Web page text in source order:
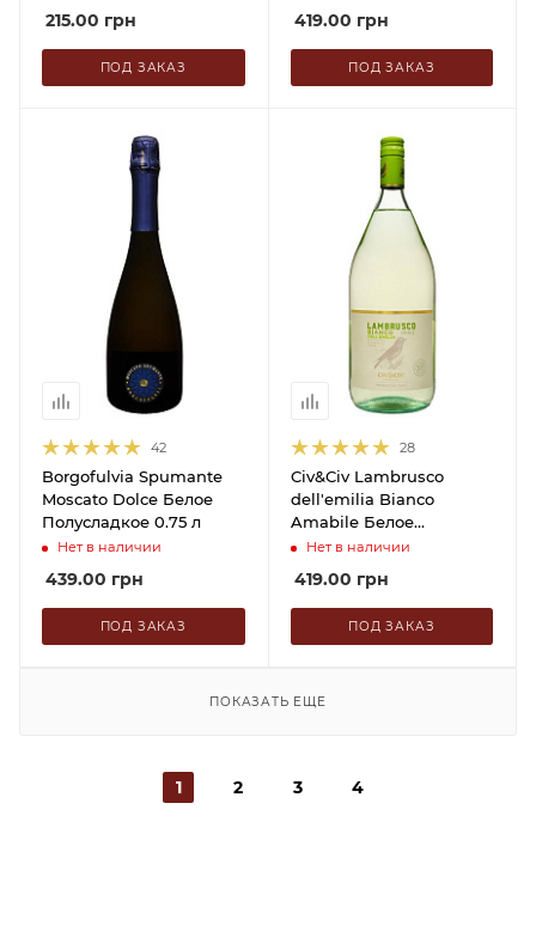
215.00 грн
ПОД ЗАКАЗ
419.00 грн
ПОД ЗАКАЗ
42
Borgofulvia Spumante
Moscato Dolce Белое
Полусладкое 0.75 л
Нет в наличии
439.00 грн
ПОД ЗАКАЗ
28
Civ&Civ Lambrusco
dell'emilia Bianco
Amabile Белое
Полусладкое 1.5 л
Нет в наличии
419.00 грн
ПОД ЗАКАЗ
ПОКАЗАТЬ ЕЩЕ
1 2 3 4